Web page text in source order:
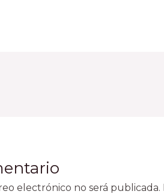
electrónico no será publicada.